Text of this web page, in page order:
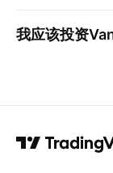
我应该投资